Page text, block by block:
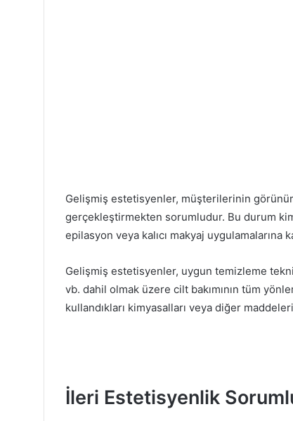
Gelişmiş estetisyenler, müşterilerinin
gerçekleştirmekten sorumludur. Bu durum
epilasyon veya kalıcı makyaj uygulamalarına
Gelişmiş estetisyenler, uygun temizleme
vb. dahil olmak üzere cilt bakımının tüm
kullandıkları kimyasalları veya diğer
İleri Estetisyenlik